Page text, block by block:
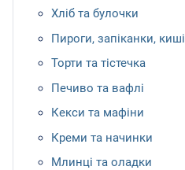
Хліб та булочки
Пироги, запіканки, киші
Торти та тістечка
Печиво та вафлі
Кекси та мафіни
Креми та начинки
Млинці та оладки